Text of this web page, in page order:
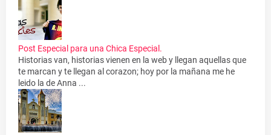
Post Especial para una Chica Especial.
Historias van, historias vienen en la web y llegan aquellas que
te marcan y te llegan al corazon; hoy por la mañana me he
leido la de Anna ...